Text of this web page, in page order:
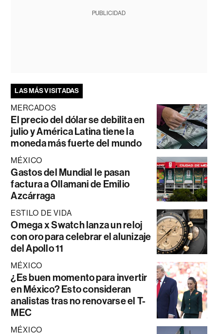
PUBLICIDAD
LAS MÁS VISITADAS
MERCADOS
El precio del dólar se debilita en
julio y América Latina tiene la
moneda más fuerte del mundo
MÉXICO
Gastos del Mundial le pasan
factura a Ollamani de Emilio
Azcárraga
ESTILO DE VIDA
Omega x Swatch lanza un reloj
con oro para celebrar el alunizaje
del Apollo 11
MÉXICO
¿Es buen momento para invertir
en México? Esto consideran
analistas tras no renovarse el T-
MEC
MÉXICO